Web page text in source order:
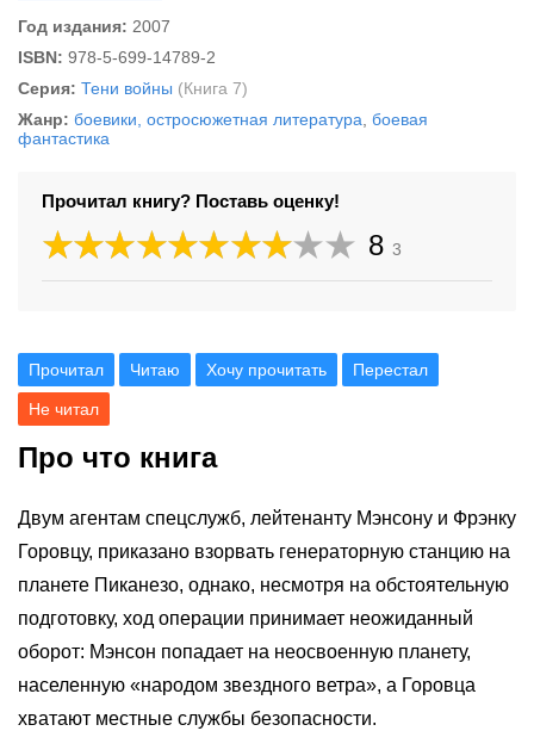
Год издания: 2007
ISBN: 978-5-699-14789-2
Серия: Тени войны (Книга 7)
Жанр: боевики, остросюжетная литература боевая
фантастика
Прочитал книгу? Поставь оценку!
8 3
Прочитал Читаю Хочу прочитать Перестал
Не читал
Про что книга
Двум агентам спецслужб, лейтенанту Мэнсону и Фрэнку
Горовцу, приказано взорвать генераторную станцию на
планете Пиканезо, однако, несмотря на обстоятельную
подготовку, ход операции принимает неожиданный
оборот: Мэнсон попадает на неосвоенную планету,
населенную «народом звездного ветра», а Горовца
хватают местные службы безопасности.